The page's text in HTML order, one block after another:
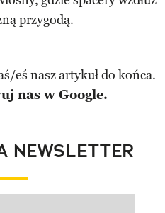
przygodą.
eś nasz artykuł do końca.
nas w Google.
NEWSLETTER